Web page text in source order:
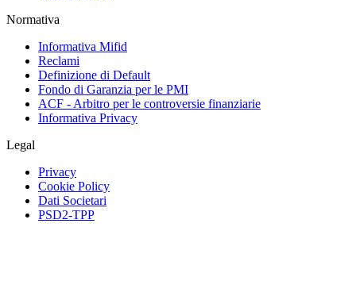
Normativa
Informativa Mifid
Reclami
Definizione di Default
Fondo di Garanzia per le PMI
ACF - Arbitro per le controversie finanziarie
Informativa Privacy
Legal
Privacy
Cookie Policy
Dati Societari
PSD2-TPP